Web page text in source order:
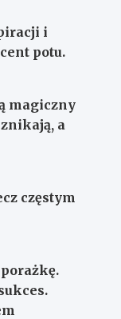
i
potu.
magiczny
a
częstym